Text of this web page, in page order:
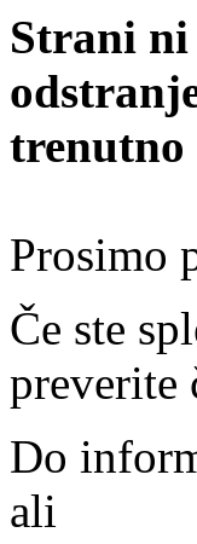
Strani ni
trenutno
Prosimo
Če ste
preverite
Do
ali